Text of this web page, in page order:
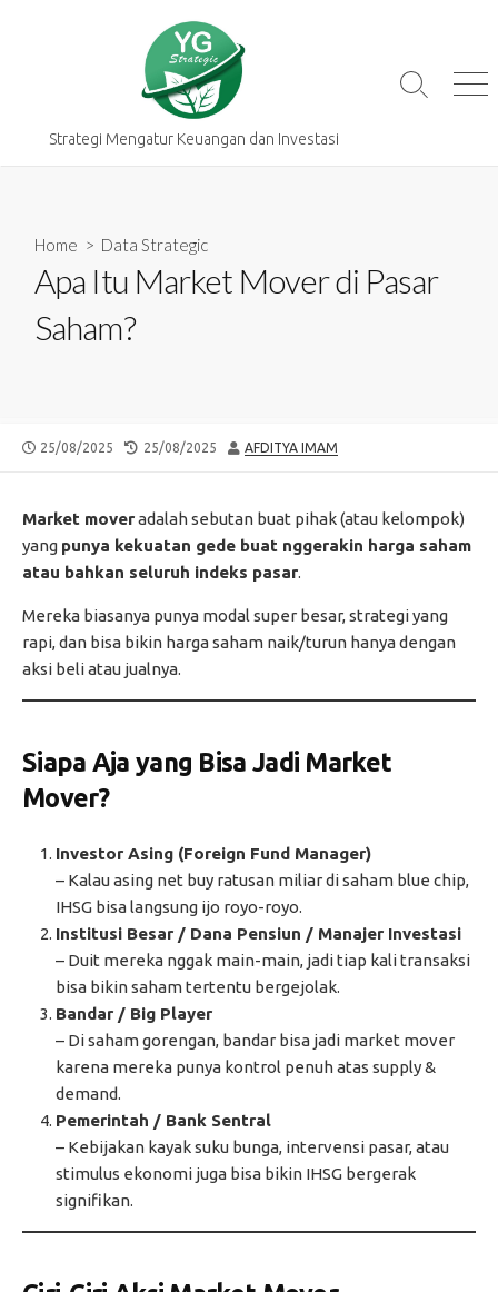
Strategi Mengatur Keuangan dan Investasi
Search
Home > Data Strategic
Apa Itu Market Mover di Pasar
Saham?
PUBLISHED
25/08/2025
LAST
25/08/2025 AUTHOR
AFDITYA IMAM
Market moveradalah sebutan buat pihak (atau kelompok)
yang punya kekuatan gede buat nggerakin harga saham
atau bahkan seluruh indeks pasar.
Mereka biasanya punya modal super besar, strategi yang
rapi, dan bisa bikin harga saham naik/turun hanya dengan
aksi beli atau jualnya.
Siapa Aja yang Bisa Jadi Market
Mover?
Investor Asing (Foreign Fund Manager)
– Kalau asing net buy ratusan miliar di saham blue chip,
IHSG bisa langsung ijo royo-royo.
Institusi Besar / Dana Pensiun / Manajer Investasi
– Duit mereka nggak main-main, jadi tiap kali transaksi
bisa bikin saham tertentu bergejolak.
Bandar / Big Player
– Di saham gorengan, bandar bisa jadi market mover
karena mereka punya kontrol penuh atas supply &
demand.
Pemerintah / Bank Sentral
– Kebijakan kayak suku bunga, intervensi pasar, atau
stimulus ekonomi juga bisa bikin IHSG bergerak
signifikan.